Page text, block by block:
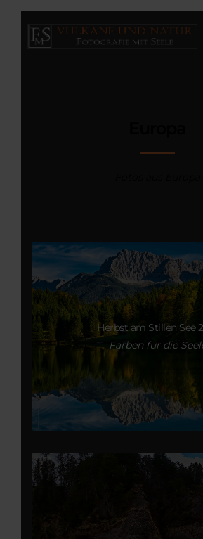
Herbst am Stillen See
Farben für die